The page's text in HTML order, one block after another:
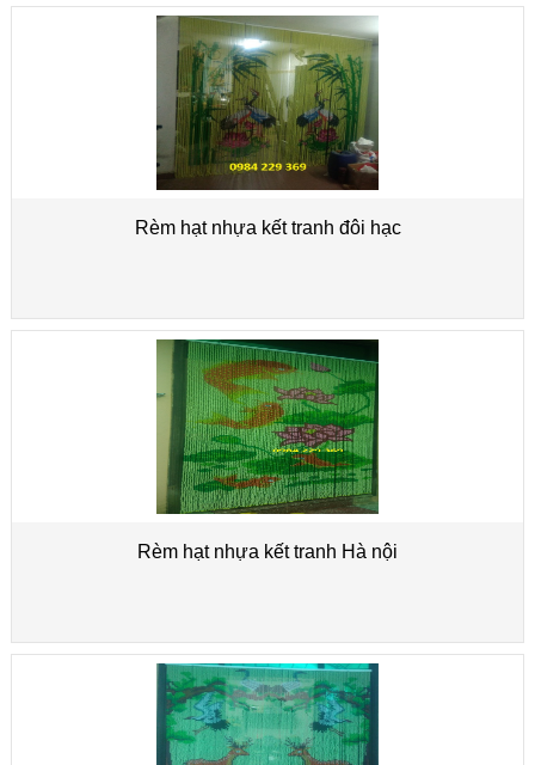
Rèm hạt nhựa kết tranh đôi hạc
Rèm hạt nhựa kết tranh Hà nội